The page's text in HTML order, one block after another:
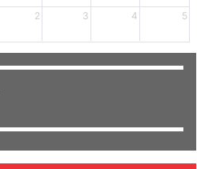
2 3 4 5